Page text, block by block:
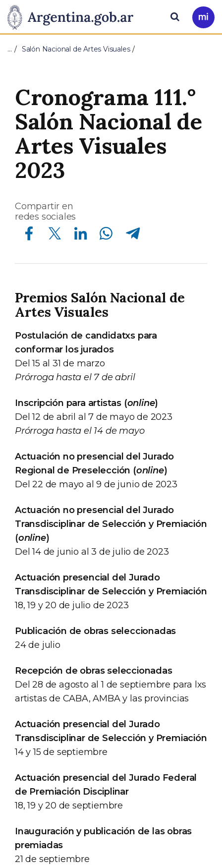
Presidencia
de
Nación
Pasar al contenido principal
Ir
a
Buscar
… Salón Nacional de Artes Visuales
Cronograma 111.°
Salón Nacional de
Artes Visuales
2023
Compartir en
redes sociales
Compartir en Facebook Compartir en Twitter Compartir en Linkedin Compartir en Whatsapp Compartir en Telegram
Premios Salón Nacional de
Artes Visuales
Postulación de candidatxs para
conformar los jurados
Del 15 al 31 de marzo
Prórroga hasta el 7 de abril
Inscripción para artistas (online)
Del 12 de abril al 7 de mayo de 2023
Prórroga hasta el 14 de mayo
Actuación no presencial del Jurado
Regional de Preselección (online)
Del 22 de mayo al 9 de junio de 2023
Actuación no presencial del Jurado
Transdisciplinar de Selección y Premiación
(online)
Del 14 de junio al 3 de julio de 2023
Actuación presencial del Jurado
Transdisciplinar de Selección y Premiación
18, 19 y 20 de julio de 2023
Publicación de obras seleccionadas
24 de julio
Recepción de obras seleccionadas
Del 28 de agosto al 1 de septiembre para lxs
artistas de CABA, AMBA y las provincias
Actuación presencial del Jurado
Transdisciplinar de Selección y Premiación
14 y 15 de septiembre
Actuación presencial del Jurado Federal
de Premiación Disciplinar
18, 19 y 20 de septiembre
Inauguración y publicación de las obras
premiadas
21 de septiembre